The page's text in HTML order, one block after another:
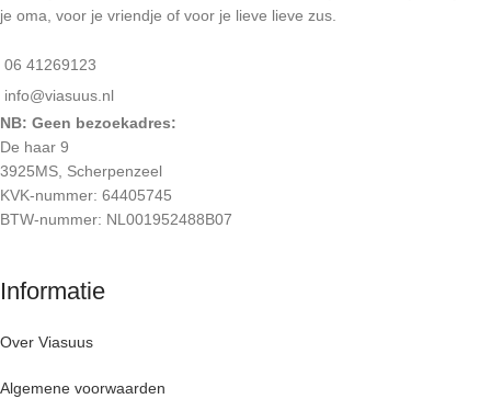
je oma, voor je vriendje of voor je lieve lieve zus.
06 41269123
info@viasuus.nl
NB: Geen bezoekadres:
De haar 9
3925MS, Scherpenzeel
KVK-nummer: 64405745
BTW-nummer: NL001952488B07
Informatie
Over Viasuus
Algemene voorwaarden